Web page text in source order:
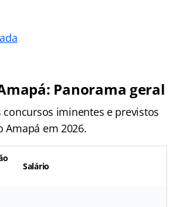
Panorama geral
concursos iminentes e previstos
Amapá em 2026.
Salário